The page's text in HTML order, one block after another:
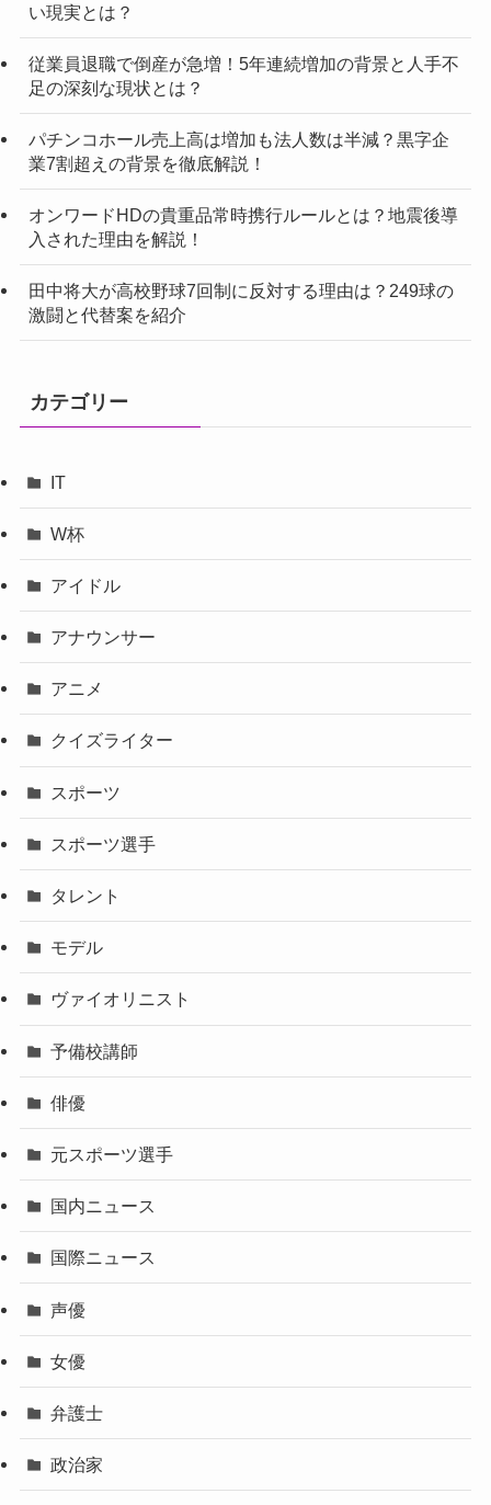
い現実とは？
従業員退職で倒産が急増！5年連続増加の背景と人手不
足の深刻な現状とは？
パチンコホール売上高は増加も法人数は半減？黒字企
業7割超えの背景を徹底解説！
オンワードHDの貴重品常時携行ルールとは？地震後導
入された理由を解説！
田中将大が高校野球7回制に反対する理由は？249球の
激闘と代替案を紹介
カテゴリー
IT
W杯
アイドル
アナウンサー
アニメ
クイズライター
スポーツ
スポーツ選手
タレント
モデル
ヴァイオリニスト
予備校講師
俳優
元スポーツ選手
国内ニュース
国際ニュース
声優
女優
弁護士
政治家